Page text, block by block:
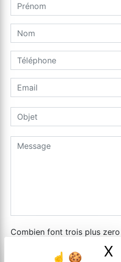
X
Combien font trois plus zero